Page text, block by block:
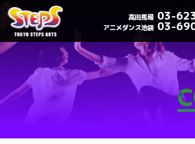
高田馬場 03-
アニメダンス池袋 03-